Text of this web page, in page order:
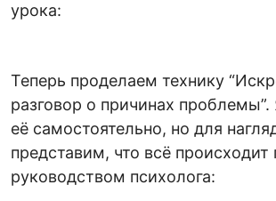
урока:
Теперь проделаем технику
разговор о причинах
её самостоятельно, но для
представим, что всё происходит
руководством психолога: